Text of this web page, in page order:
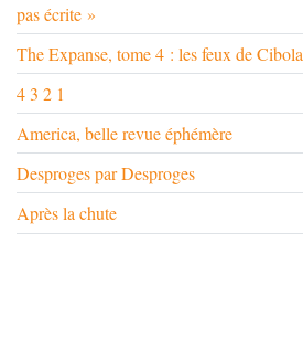
pas écrite »
The Expanse, tome 4 : les feux de Cibola
4 3 2 1
America, belle revue éphémère
Desproges par Desproges
Après la chute